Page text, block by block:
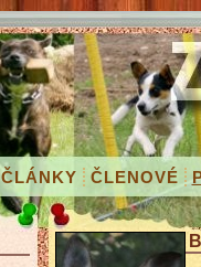
ČLÁNKY ČLENOVÉ